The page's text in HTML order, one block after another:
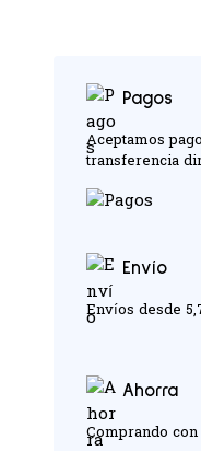
Pagos
Aceptamos
transferencia
Envío
Envíos desde
Ahorra
Comprando